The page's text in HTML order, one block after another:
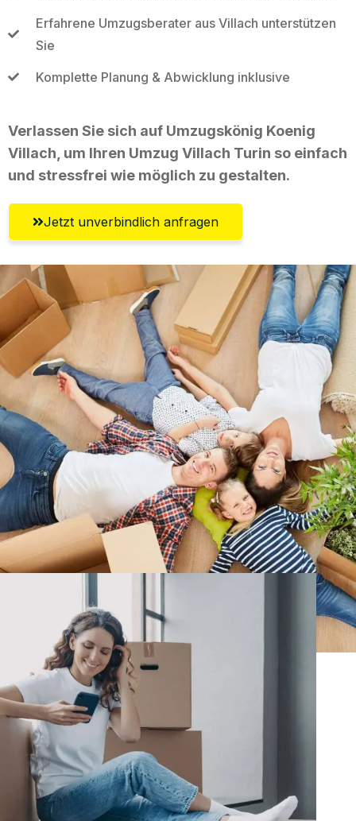
Erfahrene Umzugsberater aus Villach unterstützen
Sie
Komplette Planung & Abwicklung inklusive
Verlassen Sie sich auf Umzugskönig Koenig
Villach, um Ihren Umzug Villach Turin so einfach
und stressfrei wie möglich zu gestalten.
Jetzt unverbindlich anfragen